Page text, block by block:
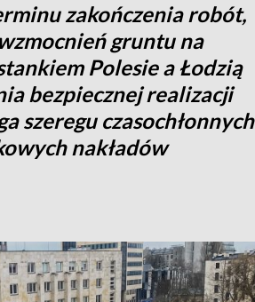
zakończenia robót,
gruntu na
Polesie a Łodzią
bezpiecznej realizacji
szeregu czasochłonnych
nakładów